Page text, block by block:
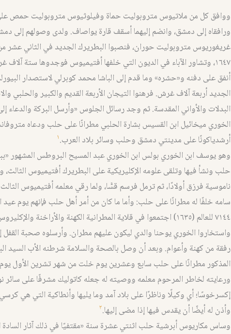
ووافق كل من ملاتيوس متروبوليت حماة وفيلوثيوس متروبوليت حمص
ورافقاه إلى دمشق، وانضم إليهما أسقف قارة يواصاف. ولدى وصولهم إلى
غريغوريوس متروبوليت حوران، فنصبوا البطريرك الجديد في الثاني عشر
١٦٤٧، وتشاور الآباء في الديون التي خلفها أفتيميوس فوجدوها ستة
أنفق على دفنه و«حشره» وما قدم إلى الباشا محمد كوبرلي لاستصدار
الجديد أربعة آلاف غرش. فرهنوا التيجان الأربعة القديم والكبير والحلبي
البدلات والأواني المقدسة. ثم وجد رسائل الجلوس «وأرسل البركة والدعاء
الخوري ميخائيل ابن القسيس بشارة الحلبي مطرانًا على حلب ودعاه
أرشدياكونًا على مدينتي دمشق وحلب وسائر بلاد العرب.١
وهو يوسف ابن الخوري بولس ابن الخوري عبد المسيح البروطس المشهور
حلب ونشأ فيها وتلقى علومه الإكليريكية على البطريرك أفتيميوس الثالث،
ناموسية فرزق أولادًا، ثم ترمل فرسم قسًّا، ولما رقي معلمه أفتيميوس
سامه خلفًا له مطرانًا على حلب: وأما ما كان من أمر أهل حلب فإنهم يوم عيد
٧١٤٤ للعالم (١٦٣٥) اجتمعوا في قلاية المطرانية الكهنة والأراخنة
واستخاروا الخوري يوحنا والدي ليكون عليهم مطران. وأرسلوه صحبة القفل
رفقة من كهنة وأعوام. وبعد أن وصل بالصحة والسلامة شرطنه الأب السيد
المذكور مطرانًا على حلب سابع وعشرين يوم خلت من شهر تشرين الأول يوم
ورعايته لخاطر المرحوم معلمه ووصيته له جعله كاتوليك مشرفًا على سائر
إكسرخوسًا؛ أي وكيلًا وناظرًا على بلاد آمد وما يليها وأنطاكية التي هي
وأذن له أيضًا أن يقدس فيها إذا مضى إليها.٢
وساس مكاريوس أبرشية حلب اثنتي عشرة سنة «مقتفيًا في ذلك آثار السادة